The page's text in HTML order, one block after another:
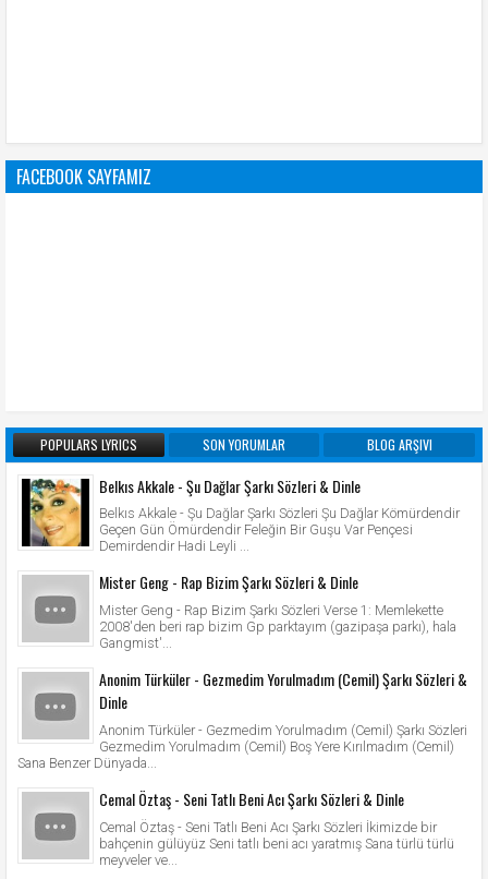
FACEBOOK SAYFAMIZ
POPULARS LYRICS SON YORUMLAR BLOG ARŞIVI
Belkıs Akkale - Şu Dağlar Şarkı Sözleri & Dinle
Belkıs Akkale - Şu Dağlar Şarkı Sözleri Şu Dağlar Kömürdendir
Geçen Gün Ömürdendir Feleğin Bir Guşu Var Pençesi
Demirdendir Hadi Leyli ...
Mister Geng - Rap Bizim Şarkı Sözleri & Dinle
Mister Geng - Rap Bizim Şarkı Sözleri Verse 1: Memlekette
2008'den beri rap bizim Gp parktayım (gazipaşa parkı), hala
Gangmist'...
Anonim Türküler - Gezmedim Yorulmadım (Cemil) Şarkı Sözleri &
Dinle
Anonim Türküler - Gezmedim Yorulmadım (Cemil) Şarkı Sözleri
Gezmedim Yorulmadım (Cemil) Boş Yere Kırılmadım (Cemil)
Sana Benzer Dünyada...
Cemal Öztaş - Seni Tatlı Beni Acı Şarkı Sözleri & Dinle
Cemal Öztaş - Seni Tatlı Beni Acı Şarkı Sözleri İkimizde bir
bahçenin gülüyüz Seni tatlı beni acı yaratmış Sana türlü türlü
meyveler ve...